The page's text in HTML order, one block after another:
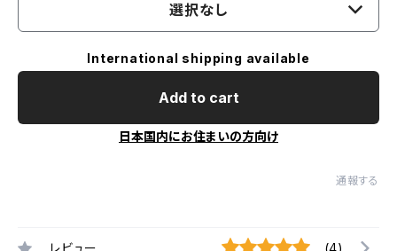
選択なし
International shipping available
Add to cart
日本国内にお住まいの方向け
通報する
レビュー (4)